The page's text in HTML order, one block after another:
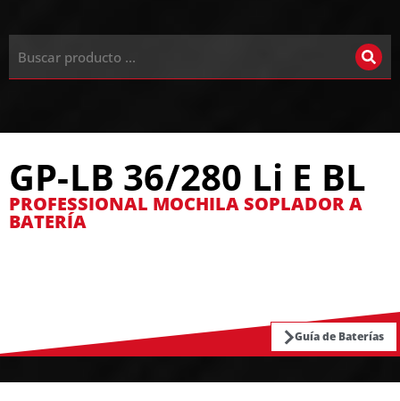
GP-LB 36/280 Li E BL
PROFESSIONAL MOCHILA SOPLADOR A
BATERÍA
Guía de Baterías